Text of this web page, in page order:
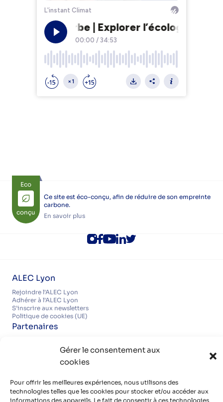
Gérer le consentement aux
cookies
Pour offrir les meilleures expériences, nous utilisons des
technologies telles que les cookies pour stocker et/ou accéder aux
informations des appareils. Le fait de consentir à ces technologies
Eco
conçu
Ce site est éco-conçu, afin de réduire de son empreinte
carbone.
En savoir plus
ALEC Lyon
Rejoindre l’ALEC Lyon
Adhérer à l’ALEC Lyon
S’inscrire aux newsletters
Politique de cookies (UE)
Partenaires
Infos pratiques
Mentions légales
Contact
Organisme de formation certifié QUALIOPI